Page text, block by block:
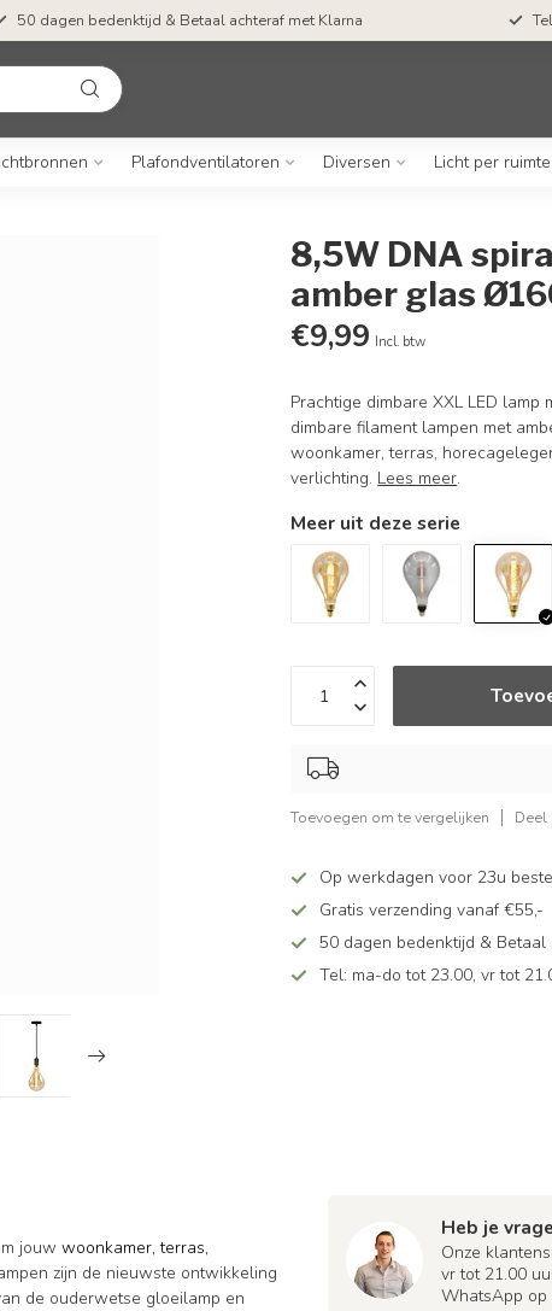
50 dagen bedenktijd & Betaal achteraf met Klarna
Plafondventilatoren Diversen Licht per ruimte
8,5W DNA
amber glas
€9,99 Incl. btw
Prachtige dimbare XXL LED
dimbare filament lampen met
woonkamer, terras,
verlichting. Lees meer.
Meer uit deze serie
Toevoegen om te vergelijken
Op werkdagen voor 23u
Gratis verzending vanaf €55,-
50 dagen bedenktijd & Betaal
Tel: ma-do tot 23.00, vr tot
jouw woonkamer, terras,
zijn de nieuwste ontwikkeling
de ouderwetse gloeilamp en
Heb je
Onze
vr tot 21.00
WhatsApp op